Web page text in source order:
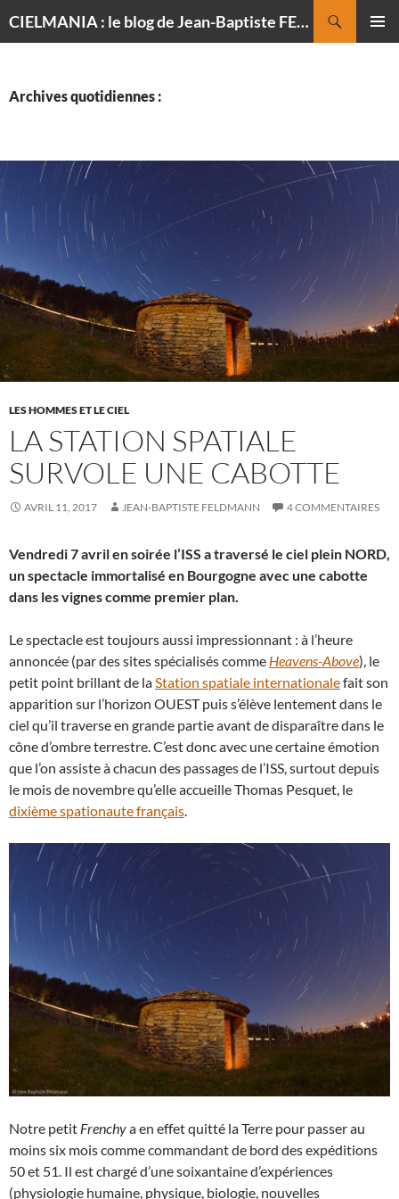
CIELMANIA : le blog de Jean-Baptiste FELDMANN, photographe du ciel
Archives quotidiennes :
LES HOMMES ET LE CIEL
LA STATION SPATIALE
SURVOLE UNE CABOTTE
AVRIL 11, 2017 JEAN-BAPTISTE FELDMANN 4 COMMENTAIRES
Vendredi 7 avril en soirée l’ISS a traversé le ciel plein NORD,
un spectacle immortalisé en Bourgogne avec une cabotte
dans les vignes comme premier plan.
Le spectacle est toujours aussi impressionnant : à l’heure
annoncée (par des sites spécialisés comme Heavens-Above), le
petit point brillant de laStation spatiale internationalefait son
apparition sur l’horizon OUEST puis s’élève lentement dans le
ciel qu’il traverse en grande partie avant de disparaître dans le
cône d’ombre terrestre. C’est donc avec une certaine émotion
que l’on assiste à chacun des passages de l’ISS, surtout depuis
le mois de novembre qu’elle accueille Thomas Pesquet, le
dixième spationaute français.
Notre petit Frenchya en effet quitté la Terre pour passer au
moins six mois comme commandant de bord des expéditions
50 et 51. Il est chargé d’une soixantaine d’expériences
(physiologie humaine, physique, biologie, nouvelles